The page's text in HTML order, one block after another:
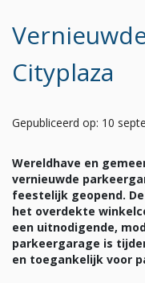
Cityplaza
Gepubliceerd op: 10
Wereldhave en
vernieuwde
feestelijk geopend.
het overdekte
een uitnodigende,
parkeergarage is
en toegankelijk voor